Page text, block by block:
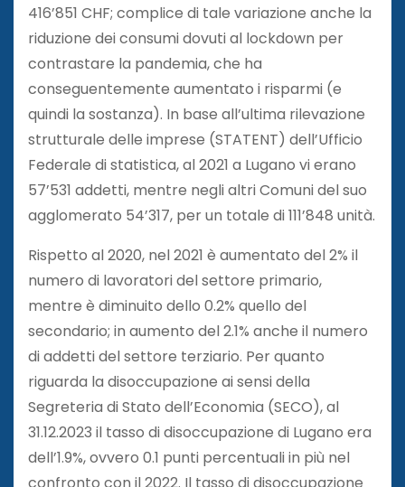
416’851 CHF; complice di tale variazione anche la
riduzione dei consumi dovuti al lockdown per
contrastare la pandemia, che ha
conseguentemente aumentato i risparmi (e
quindi la sostanza). In base all’ultima rilevazione
strutturale delle imprese (STATENT) dell’Ufficio
Federale di statistica, al 2021 a Lugano vi erano
57’531 addetti, mentre negli altri Comuni del suo
agglomerato 54’317, per un totale di 111’848 unità.
Rispetto al 2020, nel 2021 è aumentato del 2% il
numero di lavoratori del settore primario,
mentre è diminuito dello 0.2% quello del
secondario; in aumento del 2.1% anche il numero
di addetti del settore terziario. Per quanto
riguarda la disoccupazione ai sensi della
Segreteria di Stato dell’Economia (SECO), al
31.12.2023 il tasso di disoccupazione di Lugano era
dell’1.9%, ovvero 0.1 punti percentuali in più nel
confronto con il 2022. Il tasso di disoccupazione